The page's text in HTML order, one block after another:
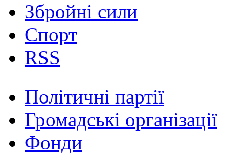
Збройні сили
Спорт
RSS
Політичні партії
Громадські організації
Фонди